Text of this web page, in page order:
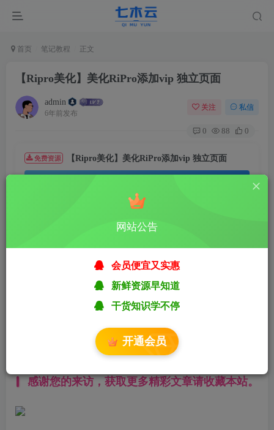
首页 笔记教程 正文
【Ripro美化】美化RiPro添加vip 独立页面
admin
6年前发布
关注 私信
0 88 0
免费资源 【Ripro美化】美化RiPro添加vip 独立页面
本文最后更新于 2020-02-21 20:38:37
------本页内容已结束，喜欢请分享------
感谢您的来访，获取更多精彩文章请收藏本站。
网站公告
会员便宜又实惠
新鲜资源早知道
干货知识学不停
开通会员